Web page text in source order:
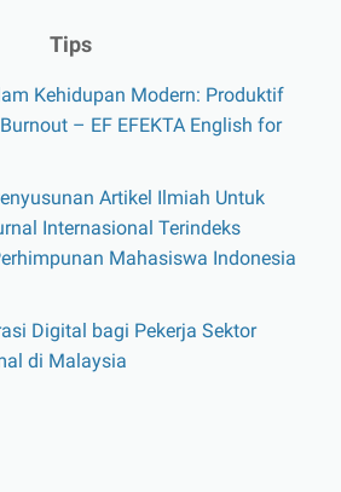
Tips
Kehidupan Modern: Produktif
– EF EFEKTA English for
Artikel Ilmiah Untuk
Internasional Terindeks
Mahasiswa Indonesia
Digital bagi Pekerja Sektor
di Malaysia